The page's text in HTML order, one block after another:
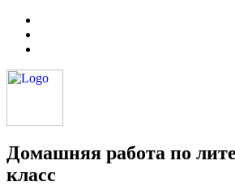
Домашняя работа по
класс